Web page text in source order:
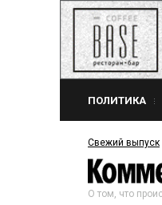
ПОЛИТИКА
Свежий выпуск
О том, что